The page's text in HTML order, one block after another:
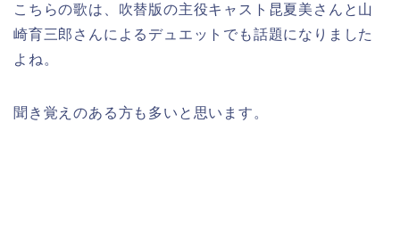
こちらの歌は、吹替版の主役キャスト昆夏美さんと山
崎育三郎さんによるデュエットでも話題になりました
よね。
聞き覚えのある方も多いと思います。